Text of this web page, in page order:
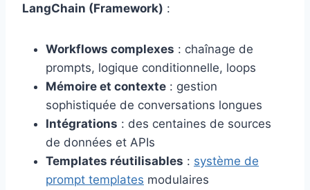
LangChain (Framework) :
Workflows complexes : chaînage de
prompts, logique conditionnelle, loops
Mémoire et contexte : gestion
sophistiquée de conversations longues
Intégrations : des centaines de sources
de données et APIs
Templates réutilisables : système de
prompt templates modulaires